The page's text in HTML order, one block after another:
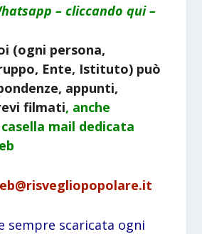
– cliccando qui –
(ogni persona,
Ente, Istituto) può
appunti,
filmati, anche
casella mail dedicata
sempre scaricata ogni